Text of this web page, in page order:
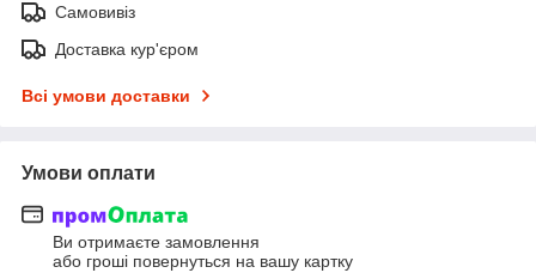
Самовивіз
Доставка кур'єром
Всі умови доставки
Умови оплати
Ви отримаєте замовлення
або гроші повернуться на вашу картку